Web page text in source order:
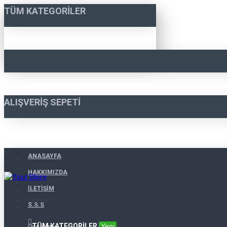
TÜM KATEGORILER
ALIŞVERIŞ SEPETI
ANASAYFA
HAKKIMIZDA
İLETIŞIM
S.S.S
Menu